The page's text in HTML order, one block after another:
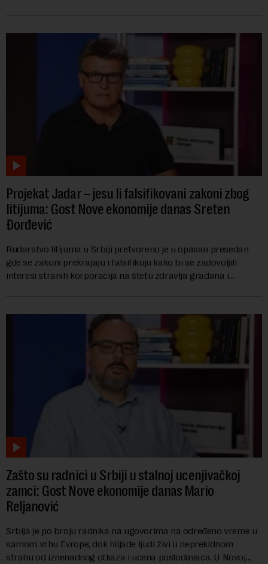
Projekat Jadar – jesu li falsifikovani zakoni zbog
litijuma: Gost Nove ekonomije danas Sreten
Đorđević
Rudarstvo litijuma u Srbiji pretvoreno je u opasan presedan
gde se zakoni prekrajaju i falsifikuju kako bi se zadovoljili
interesi stranih korporacija na štetu zdravlja građana i
Zašto su radnici u Srbiji u stalnoj ucenjivačkoj
zamci: Gost Nove ekonomije danas Mario
Reljanović
Srbija je po broju radnika na ugovorima na određeno vreme u
samom vrhu Evrope, dok hiljade ljudi živi u neprekidnom
strahu od iznenadnog otkaza i ucena poslodavaca. U Novoj